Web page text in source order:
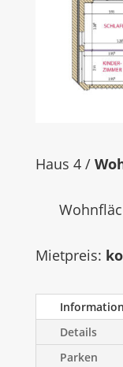
Haus 4 /
Miet­preis:
Details
Par­ken